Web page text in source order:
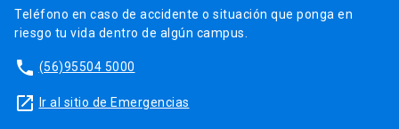
Teléfono en caso de accidente o situación que ponga en
riesgo tu vida dentro de algún campus.
phone (56)95504 5000
launch Ir al sitio de Emergencias